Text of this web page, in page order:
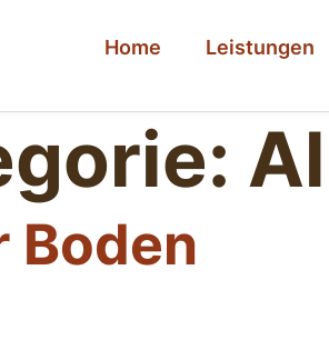
Home Leistungen
Boden